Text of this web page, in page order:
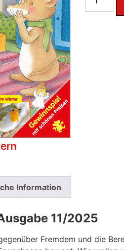
Information
11/2025
Fremdem und die